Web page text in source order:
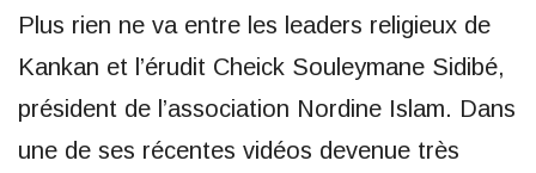
Plus rien ne va entre les leaders religieux de
Kankan et l’érudit Cheick Souleymane Sidibé,
président de l’association Nordine Islam. Dans
une de ses récentes vidéos devenue très